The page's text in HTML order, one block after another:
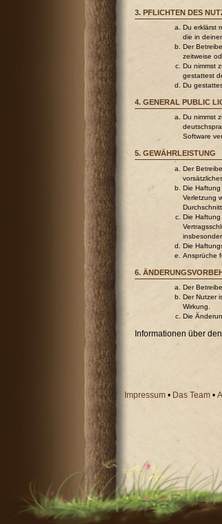
3. PFLICHTEN DES
Du erklärst
die in
Der
zeitweise
Du nimmst
gestattest
Du
4. GENERAL PUBLIC
Du nimmst
Software
5. GEWÄHRLEISTUNG
Der
Die
Verletzung
Die
Die
Ansprüche
6.
Der
Der Nutzer
Wirkung.
Die
Informationen über
Impressum • Das Team •